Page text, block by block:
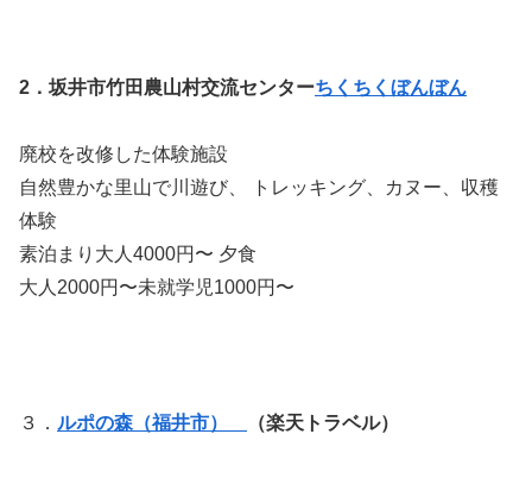
2．坂井市竹田農山村交流センターちくちくぼんぼん
廃校を改修した体験施設
自然豊かな里山で川遊び、 トレッキング、カヌー、収穫
体験
素泊まり大人4000円〜 夕食
大人2000円〜未就学児1000円〜
３． ルポの森（福井市） （楽天トラベル）